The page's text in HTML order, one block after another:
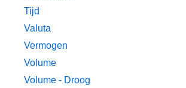
Tijd
Valuta
Vermogen
Volume
Volume - Droog